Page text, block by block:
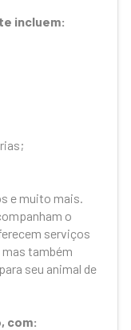
incluem:
e muito mais.
o
serviços
também
seu animal de
com: